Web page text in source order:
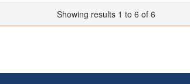
Showing results 1 to 6 of 6